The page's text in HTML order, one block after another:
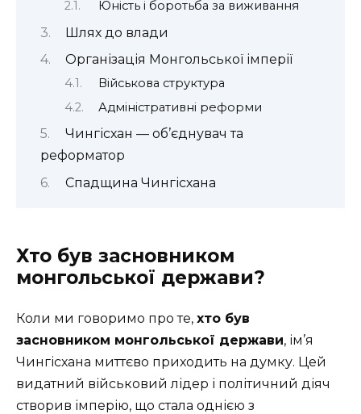
Юність і боротьба за виживання
Шлях до влади
Організація Монгольської імперії
Військова структура
Адміністративні реформи
Чингісхан — об’єднувач та
реформатор
Спадщина Чингісхана
Хто був засновником
монгольської держави?
Коли ми говоримо про те, хто був
засновником монгольської держави, ім’я
Чингісхана миттєво приходить на думку. Цей
видатний військовий лідер і політичний діяч
створив імперію, що стала однією з